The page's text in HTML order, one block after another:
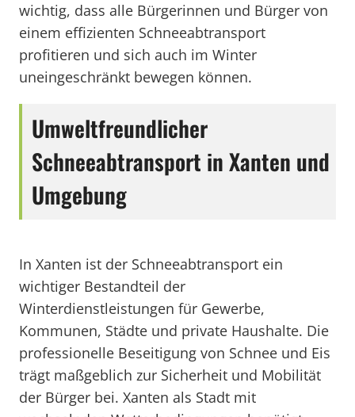
wichtig, dass alle Bürgerinnen und Bürger von
einem effizienten Schneeabtransport
profitieren und sich auch im Winter
uneingeschränkt bewegen können.
Umweltfreundlicher
Schneeabtransport in Xanten und
Umgebung
In Xanten ist der Schneeabtransport ein
wichtiger Bestandteil der
Winterdienstleistungen für Gewerbe,
Kommunen, Städte und private Haushalte. Die
professionelle Beseitigung von Schnee und Eis
trägt maßgeblich zur Sicherheit und Mobilität
der Bürger bei. Xanten als Stadt mit